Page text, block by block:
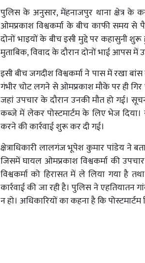
पुलिस के अनुसार, मेंहनाजपुर थाना क्षेत्र के
ओमप्रकाश विश्वकर्मा के बीच काफी समय से
दोनों भाइयों के बीच इसी मुद्दे पर कहासुनी
मुताबिक, विवाद के दौरान दोनों भाई आपस में
इसी बीच जगदीश विश्वकर्मा ने पास में रखा
गंभीर चोट लगने से ओमप्रकाश मौके पर ही
जहां उपचार के दौरान उनकी मौत हो गई।
कब्जे में लेकर पोस्टमार्टम के लिए भेज
करने की कार्रवाई शुरू कर दी गई।
क्षेत्राधिकारी लालगंज भूपेश कुमार पांडेय ने
जिसमें घायल ओमप्रकाश विश्वकर्मा की
विश्वकर्मा को हिरासत में ले लिया गया है
कार्रवाई की जा रही है। पुलिस ने एहतियातन
न हो। अधिकारियों का कहना है कि पोस्टमार्टम